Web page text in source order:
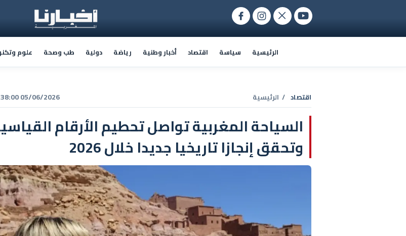
الرئيسية سياسة اقتصاد أخبار وطنية رياضة دولية طب وصحة علوم
05/06/2026 18:38:00 اقتصاد / الرئيسية
السياحة المغربية تواصل تحطيم الأرقام
وتحقق إنجازا تاريخيا جديدا خلال 2026